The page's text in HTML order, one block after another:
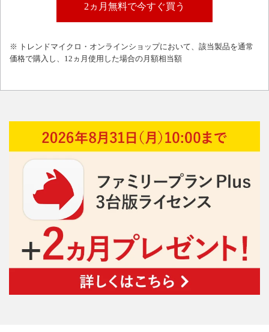
2ヵ月無料で今すぐ買う
※ トレンドマイクロ・オンラインショップにおいて、該当製品を通常
価格で購入し、12ヵ月使用した場合の月額相当額